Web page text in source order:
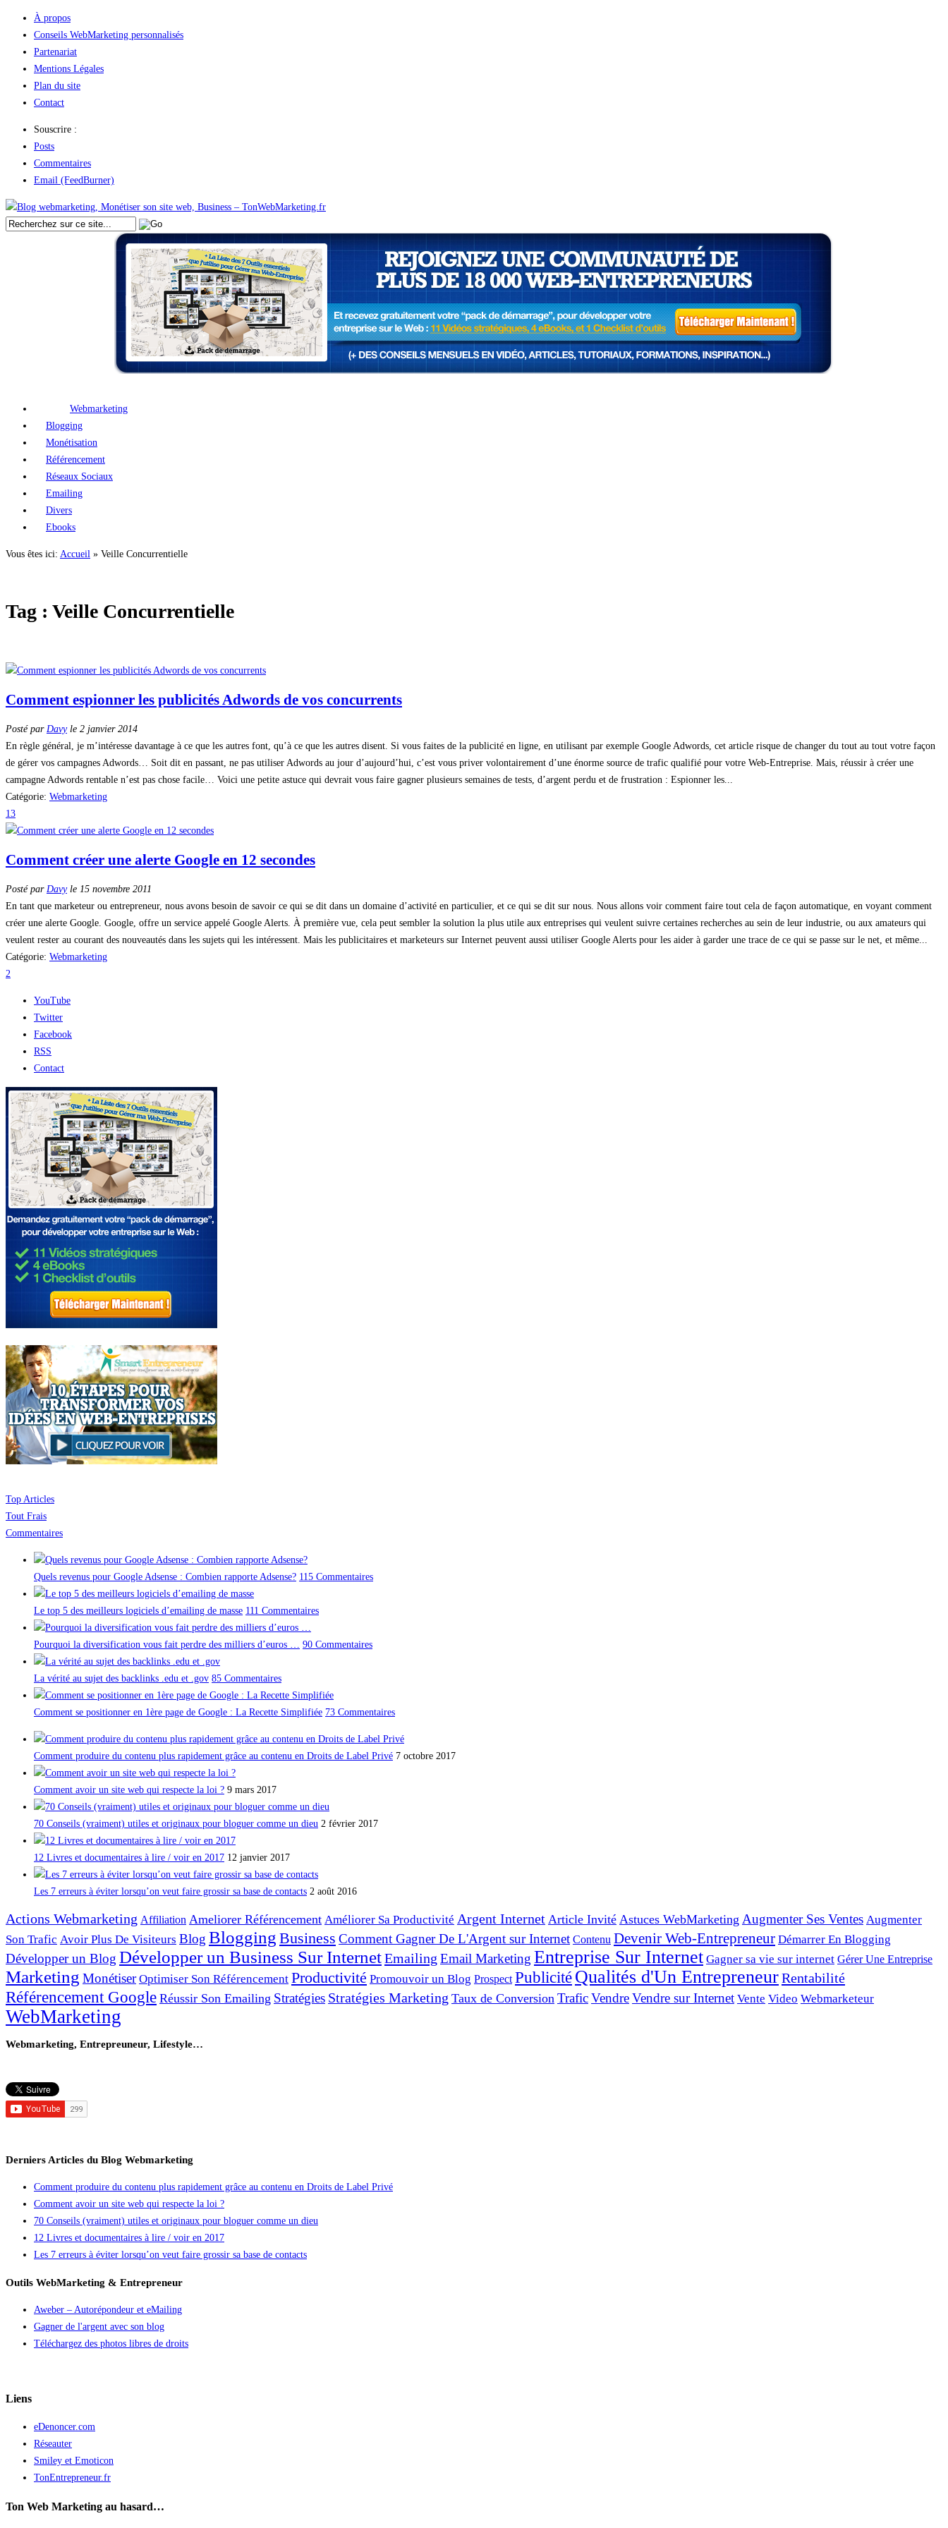
À propos
Conseils WebMarketing personnalisés
Partenariat
Mentions Légales
Plan du site
Contact
Souscrire :
Posts
Commentaires
Email (FeedBurner)
Webmarketing
Blogging
Monétisation
Référencement
Réseaux Sociaux
Emailing
Divers
Ebooks
Vous êtes ici: Accueil » Veille Concurrentielle
Tag : Veille Concurrentielle
Comment espionner les publicités Adwords de vos concurrents
Posté par Davyle 2 janvier 2014
En règle général, je m’intéresse davantage à ce que les autres font, qu’à ce que les autres disent. Si vous faites de la publicité en ligne, en utilisant par exemple Google Adwords, cet article risque de changer du tout au tout votre façon
de gérer vos campagnes Adwords… Soit dit en passant, ne pas utiliser Adwords au jour d’aujourd’hui, c’est vous priver volontairement d’une énorme source de trafic qualifié pour votre Web-Entreprise. Mais, réussir à créer une
campagne Adwords rentable n’est pas chose facile… Voici une petite astuce qui devrait vous faire gagner plusieurs semaines de tests, d’argent perdu et de frustration : Espionner les...
Catégorie: Webmarketing
13
Comment créer une alerte Google en 12 secondes
Posté par Davyle 15 novembre 2011
En tant que marketeur ou entrepreneur, nous avons besoin de savoir ce qui se dit dans un domaine d’activité en particulier, et ce qui se dit sur nous. Nous allons voir comment faire tout cela de façon automatique, en voyant comment
créer une alerte Google. Google, offre un service appelé Google Alerts. À première vue, cela peut sembler la solution la plus utile aux entreprises qui veulent suivre certaines recherches au sein de leur industrie, ou aux amateurs qui
veulent rester au courant des nouveautés dans les sujets qui les intéressent. Mais les publicitaires et marketeurs sur Internet peuvent aussi utiliser Google Alerts pour les aider à garder une trace de ce qui se passe sur le net, et même...
Catégorie: Webmarketing
2
YouTube
Twitter
Facebook
RSS
Contact
Top Articles
Tout Frais
Commentaires
Quels revenus pour Google Adsense : Combien rapporte Adsense? 115 Commentaires
Le top 5 des meilleurs logiciels d’emailing de masse 111 Commentaires
Pourquoi la diversification vous fait perdre des milliers d’euros … 90 Commentaires
La vérité au sujet des backlinks .edu et .gov 85 Commentaires
Comment se positionner en 1ère page de Google : La Recette Simplifiée 73 Commentaires
Comment produire du contenu plus rapidement grâce au contenu en Droits de Label Privé 7 octobre 2017
Comment avoir un site web qui respecte la loi ? 9 mars 2017
70 Conseils (vraiment) utiles et originaux pour bloguer comme un dieu 2 février 2017
12 Livres et documentaires à lire / voir en 2017 12 janvier 2017
Les 7 erreurs à éviter lorsqu’on veut faire grossir sa base de contacts 2 août 2016
Actions Webmarketing Affiliation Ameliorer Référencement Améliorer Sa Productivité Argent Internet Article Invité Astuces WebMarketing Augmenter Ses Ventes Augmenter
Son Trafic Avoir Plus De Visiteurs Blog Blogging Business Comment Gagner De L'Argent sur Internet Contenu Devenir Web-Entrepreneur Démarrer En Blogging
Développer un Blog Développer un Business Sur InternetEmailing Email Marketing Entreprise Sur Internet Gagner sa vie sur internet Gérer Une Entreprise
Marketing Monétiser Optimiser Son Référencement Productivité Promouvoir un Blog Prospect PublicitéQualités d'Un EntrepreneurRentabilité
Référencement Google Réussir Son Emailing Stratégies Stratégies Marketing Taux de Conversion TraficVendre Vendre sur Internet Vente Video Webmarketeur
WebMarketing
Webmarketing, Entrepreuneur, Lifestyle…
Derniers Articles du Blog Webmarketing
Comment produire du contenu plus rapidement grâce au contenu en Droits de Label Privé
Comment avoir un site web qui respecte la loi ?
70 Conseils (vraiment) utiles et originaux pour bloguer comme un dieu
12 Livres et documentaires à lire / voir en 2017
Les 7 erreurs à éviter lorsqu’on veut faire grossir sa base de contacts
Outils WebMarketing & Entrepreneur
Aweber – Autorépondeur et eMailing
Gagner de l'argent avec son blog
Téléchargez des photos libres de droits
Liens
eDenoncer.com
Réseauter
Smiley et Emoticon
TonEntrepreneur.fr
Ton Web Marketing au hasard…